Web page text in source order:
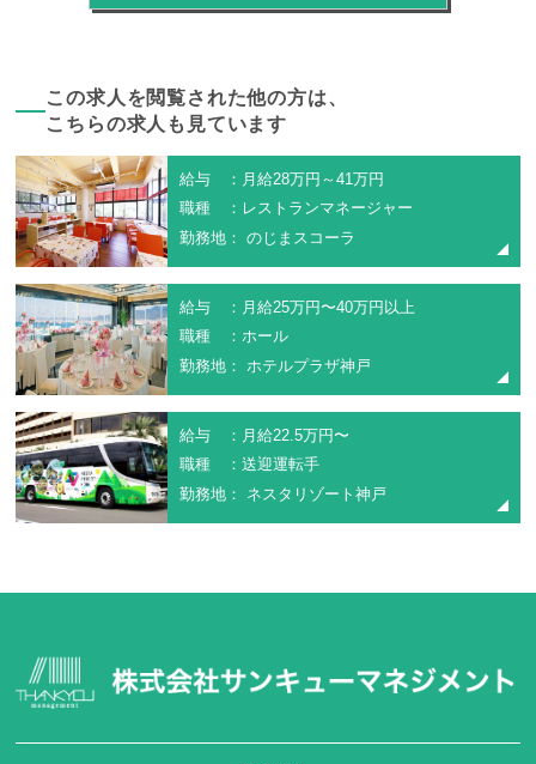
この求人を閲覧された他の方は、
こちらの求人も見ています
給与 ：月給28万円～41万円
職種 ：レストランマネージャー
勤務地： のじまスコーラ
給与 ：月給25万円〜40万円以上
職種 ：ホール
勤務地： ホテルプラザ神戸
給与 ：月給22.5万円〜
職種 ：送迎運転手
勤務地： ネスタリゾート神戸